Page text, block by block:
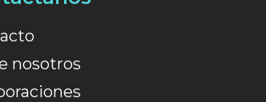
nosotros